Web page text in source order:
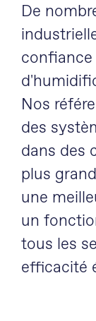
De
Nos
des
dans des
plus
une
un
tous les
efficacité